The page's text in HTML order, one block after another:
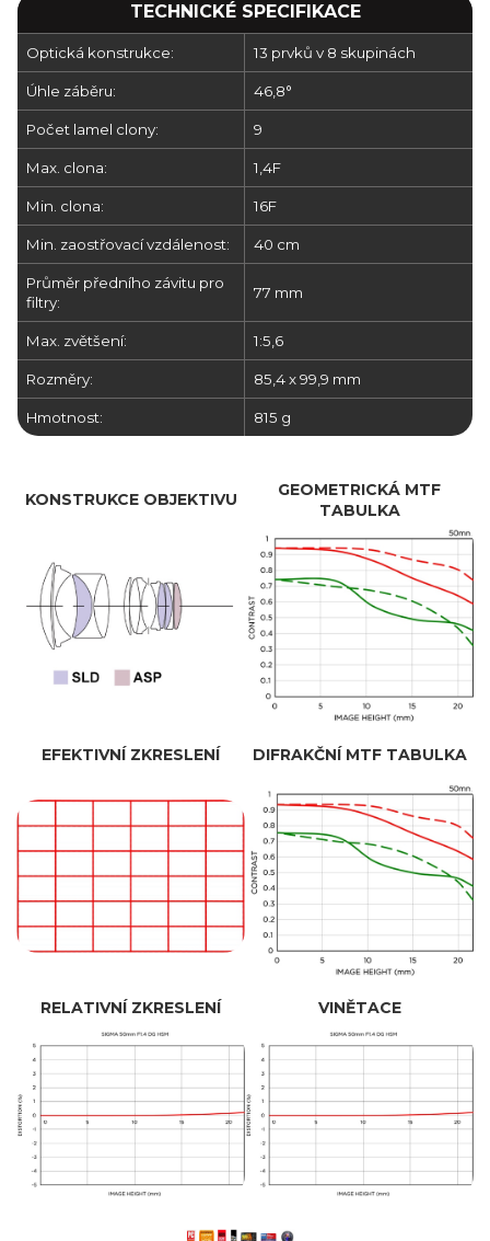
TECHNICKÉ SPECIFIKACE
Optická konstrukce: 13 prvků v 8 skupinách
Úhle záběru: 46,8°
Počet lamel clony: 9
Max. clona: 1,4F
Min. clona: 16F
Min. zaostřovací vzdálenost: 40 cm
Průměr předního závitu pro
filtry:
77 mm
Max. zvětšení: 1:5,6
Rozměry: 85,4 x 99,9 mm
Hmotnost: 815 g
KONSTRUKCE OBJEKTIVU
GEOMETRICKÁ MTF
TABULKA
EFEKTIVNÍ ZKRESLENÍ DIFRAKČNÍ MTF TABULKA
RELATIVNÍ ZKRESLENÍ VINĚTACE